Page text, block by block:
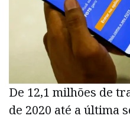
De 12,1 milhões de
de 2020 até a última